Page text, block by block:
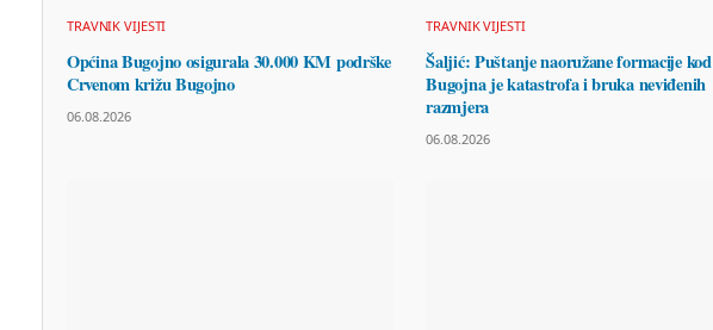
TRAVNIK VIJESTI
Općina Bugojno osigurala 30.000 KM podrške
Crvenom križu Bugojno
06.08.2026
TRAVNIK VIJESTI
Šaljić: Puštanje naoružane formacije kod
Bugojna je katastrofa i bruka neviđenih
razmjera
06.08.2026